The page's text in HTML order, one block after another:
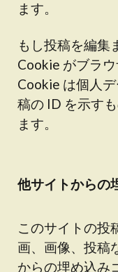
ます。
もし投稿を編集
Cookie がブラ
Cookie は個人
稿の ID を示す
ます。
他サイトからの
このサイトの投
画、画像、投稿
からの埋め込み